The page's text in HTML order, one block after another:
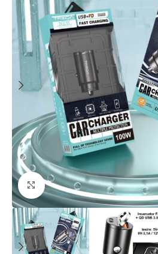
Mărește imaginea